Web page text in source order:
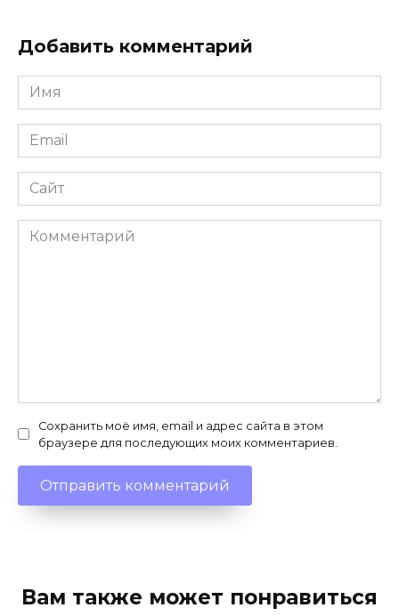
Добавить комментарий
Имя
*
Email
*
Сайт
Комментарий
Сохранить моё имя, email и адрес сайта в этом
браузере для последующих моих комментариев.
Вам также может понравиться